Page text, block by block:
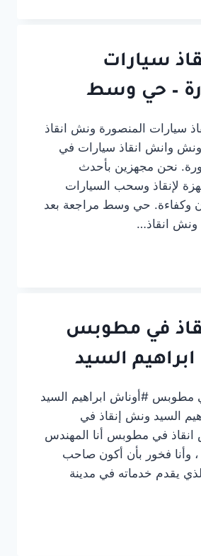
سيارات
– حي وسط
سيارات المنصورة ونش انقاذ
وانش انقاذ سيارات في
نحن مجهزين بأحدث
لإنقاذ وسحب السيارات
وكفاءة. حي وسط مراجعة بعد
انقاذ…
في مطوبس
السيد
مطوبس #أوناش ابراهيم السيد
السيد ونش إنقاذ في
في مطوبس أنا المهندس
، وأنا فخور بأن أكون صاحب
يقدم خدماته في مدينة